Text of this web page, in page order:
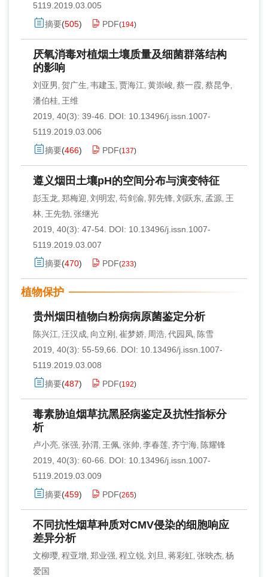
5119.2019.03.005
摘要(505) PDF(194)
厌氧消毒对植烟土壤质量及细菌群落结构
的影响
刘亚男 , 贺广生, 韦建玉 , 贾海江, 黄崇峻, 蔡一霞, 蔡昆争,
潘伯桂, 王维
2019, 40(3): 39-46.
DOI: 10.13496/j.issn.1007-
5119.2019.03.006
摘要(466) PDF(137)
遵义烟田土壤pH的空间分布与演变特征
彭玉龙, 郑梅迎, 刘明宏, 芶剑渝, 郭先锋, 刘跃东, 孟源, 王
林, 王先勃, 张继光
2019, 40(3): 47-54. DOI: 10.13496/j.issn.1007-
5119.2019.03.007
摘要(470) PDF(233)
植物保护
贵州烟田植物白粉病病原菌鉴定分析
陈兴江, 汪汉成, 向立刚 , 崔梦娇, 周浩, 代园凤, 陈雪
2019, 40(3): 55-59,66.
DOI: 10.13496/j.issn.1007-
5119.2019.03.008
摘要(487) PDF(192)
毒素胁迫烟草抗黑胫病鉴定及抗性指标分
析
卢小亮, 张强, 孙渭, 王佩, 张帅, 李春莲, 齐宁海, 陈耀锋
2019, 40(3): 60-66.
DOI: 10.13496/j.issn.1007-
5119.2019.03.009
摘要(459) PDF(265)
不同抗性烟草种质对CMV侵染的细胞响应
差异分析
文柳璎, 程亚增, 郑业强, 程立锐, 刘旦 , 蒋彩虹, 张映杰, 杨
爱国